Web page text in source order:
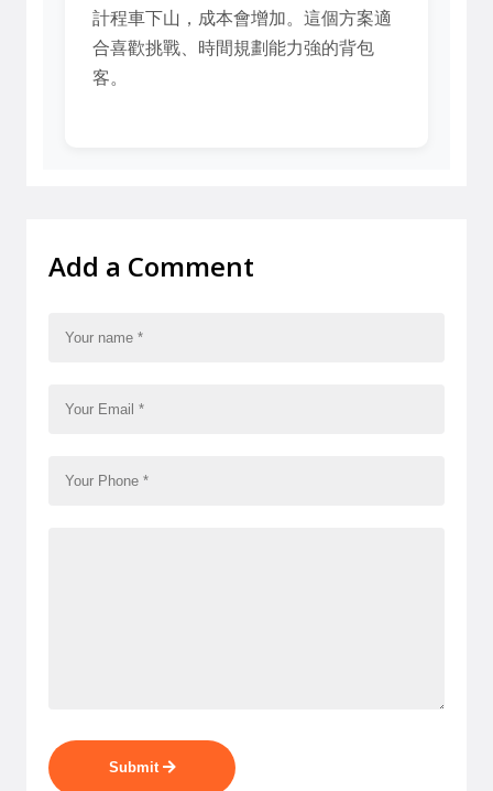
計程車下山，成本會增加。這個方案適
合喜歡挑戰、時間規劃能力強的背包
客。
Add a Comment
Submit